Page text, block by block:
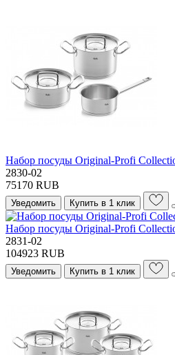
Набор посуды Original-Profi
2830-02
75170 RUB
Уведомить Купить в 1 клик
Набор посуды Original-Profi
2831-02
104923 RUB
Уведомить Купить в 1 клик